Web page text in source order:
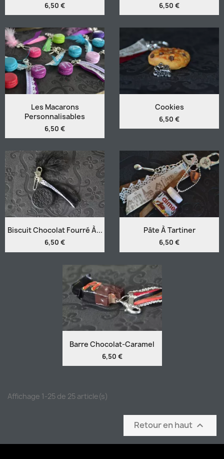
6,50 € 6,50 €
Les Macarons
Personnalisables
6,50 €
Cookies
6,50 €
Biscuit Chocolat Fourré À...
6,50 €
Pâte À Tartiner
6,50 €
Barre Chocolat-Caramel
6,50 €
Affichage 1-25 de 25 article(s)
Retour en haut 